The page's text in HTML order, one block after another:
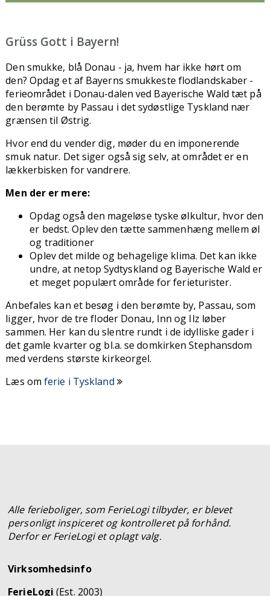
Grüss Gott i Bayern!
Den smukke, blå Donau - ja, hvem har ikke hørt om
den? Opdag et af Bayerns smukkeste flodlandskaber -
ferieområdet i Donau-dalen ved Bayerische Wald tæt på
den berømte by Passau i det sydøstlige Tyskland nær
grænsen til Østrig.
Hvor end du vender dig, møder du en imponerende
smuk natur. Det siger også sig selv, at området er en
lækkerbisken for vandrere.
Men der er mere:
Opdag også den mageløse tyske ølkultur, hvor den
er bedst. Oplev den tætte sammenhæng mellem øl
og traditioner
Oplev det milde og behagelige klima. Det kan ikke
undre, at netop Sydtyskland og Bayerische Wald er
et meget populært område for ferieturister.
Anbefales kan et besøg i den berømte by, Passau, som
ligger, hvor de tre floder Donau, Inn og Ilz løber
sammen. Her kan du slentre rundt i de idylliske gader i
det gamle kvarter og bl.a. se domkirken Stephansdom
med verdens største kirkeorgel.
Læs omferie i Tyskland
Alle ferieboliger, som FerieLogi tilbyder, er blevet
personligt inspiceret og kontrolleret på forhånd.
Derfor er FerieLogi et oplagt valg.
Virksomhedsinfo
FerieLogi(Est. 2003)